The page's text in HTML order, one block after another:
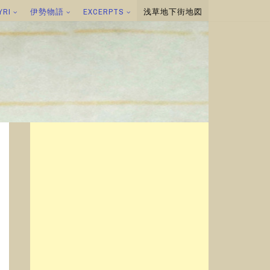
伊勢物語 EXCERPTS 浅草地下街地図